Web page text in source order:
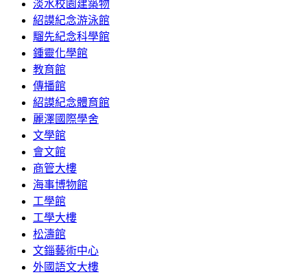
淡水校園建築物
紹謨紀念游泳館
騮先紀念科學館
鍾靈化學館
教育館
傳播館
紹謨紀念體育館
麗澤國際學舍
文學館
會文館
商管大樓
海事博物館
工學館
工學大樓
松濤館
文錙藝術中心
外國語文大樓